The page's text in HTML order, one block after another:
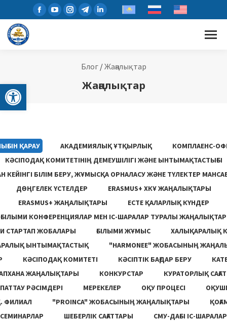
Open toolbar
Блог/Жаңалықтар
Жаңалықтар
ҚАРАУ АКАДЕМИЯЛЫҚ ҰТҚЫРЛЫҚ
КОМПЛАЕНС-
КӘСІПОДАҚ КОМИТЕТІНІҢ ДЕМЕУШІЛІГІ ЖӘНЕ ЫНТЫМАҚТАСТЫҒЫ
КЕЙІНГІ БІЛІМ БЕРУ, ЖҰМЫСҚА ОРНАЛАСУ ЖƏНЕ ТҮЛЕКТЕР
ДӨҢГЕЛЕК ҮСТЕЛДЕР
ERASMUS+ ХКҰ ЖАҢАЛЫҚТАРЫ
ERASMUS+ ЖАҢАЛЫҚТАРЫ
ЕСТЕ ҚАЛАРЛЫҚ КҮНДЕР
ҒЫЛЫМИ КОНФЕРЕНЦИЯЛАР МЕН ІС-ШАРАЛАР ТУРАЛЫ ЖАҢАЛЫҚТАР
СТАРТАП ЖОБАЛАРЫ
ҒЫЛЫМИ ЖҰМЫС
ХАЛЫҚАРАЛЫҚ
ЫНТЫМАҚТАСТЫҚ
"HARMONEE" ЖОБАСЫНЫҢ
КӘСІПОДАҚ КОМИТЕТІ КӘСІПТІК БАҒДАР БЕРУ
ЖАҢАЛЫҚТАРЫ
КОНКУРСТАР
КУРАТОРЛЫҚ
РӘСІМДЕРІ
МЕРЕКЕЛЕР ОҚУ ПРОЦЕСІ
ФИЛИАЛ
"PROINCA" ЖОБАСЫНЫҢ ЖАҢАЛЫҚТАРЫ
СЕМИНАРЛАР
ШЕБЕРЛІК САҒАТТАРЫ
СМУ-ДАҒЫ ІС-ШАРАЛАР